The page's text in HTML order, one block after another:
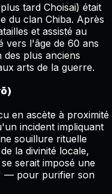
tard Choisai) était
du clan Chiba. Après
et assisté au
vers l'âge de 60 ans
des plus anciens
arts de la guerre.
en ascète à proximité
incident impliquant
souillure rituelle
la divinité locale,
serait imposé une
— pour purifier son